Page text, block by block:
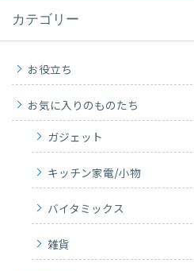
カテゴリー
お役立ち
お気に入りのものたち
ガジェット
キッチン家電/小物
バイタミックス
雑貨